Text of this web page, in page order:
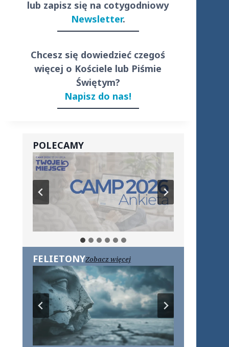
lub zapisz się na cotygodniowy
Newsletter.
Chcesz się dowiedzieć czegoś
więcej o Kościele lub Piśmie
Świętym?
Napisz do nas!
POLECAMY
FELIETONYZobacz więcej